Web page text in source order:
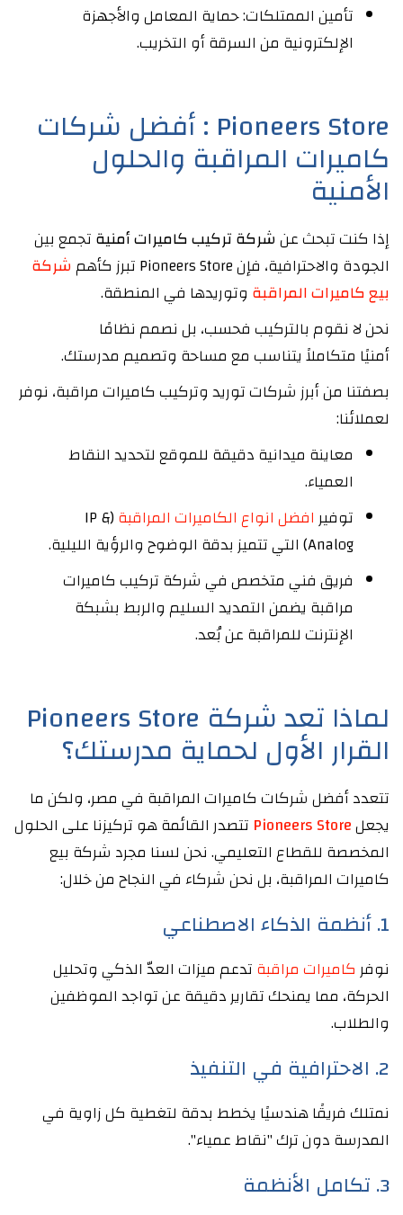
تأمين الممتلكات: حماية المعامل والأجهزة
الإلكترونية من السرقة أو التخريب.
Pioneers Store : أفضل شركات
كاميرات المراقبة والحلول
الأمنية
إذا كنت تبحث عنشركة تركيب كاميرات أمنيةتجمع بين
الجودة والاحترافية، فإن Pioneers Store تبرز كأهم
شركة
بيع كاميرات المراقبة وتوريدها في المنطقة.
نحن لا نقوم بالتركيب فحسب، بل نصمم نظامًا
أمنيًا متكاملاً يتناسب مع مساحة وتصميم مدرستك.
بصفتنا من أبرز شركات توريد وتركيب كاميرات مراقبة، نوفر
لعملائنا:
معاينة ميدانية دقيقة للموقع لتحديد النقاط
العمياء.
توفير افضل انواع الكاميرات المراقبة (IP &
Analog) التي تتميز بدقة الوضوح والرؤية الليلية.
فريق فني متخصص في شركة تركيب كاميرات
مراقبة يضمن التمديد السليم والربط بشبكة
الإنترنت للمراقبة عن بُعد.
لماذا تعد شركة Pioneers Store
القرار الأول لحماية مدرستك؟
تتعدد أفضل شركات كاميرات المراقبة في مصر، ولكن ما
يجعلPioneers Store تتصدر القائمة هو تركيزنا على الحلول
المخصصة للقطاع التعليمي. نحن لسنا مجرد شركة بيع
كاميرات المراقبة، بل نحن شركاء في النجاح من خلال:
1. أنظمة الذكاء الاصطناعي
نوفر كاميرات مراقبةتدعم ميزات العدّ الذكي وتحليل
الحركة، مما يمنحك تقارير دقيقة عن تواجد الموظفين
والطلاب.
2. الاحترافية في التنفيذ
نمتلك فريقًا هندسيًا يخطط بدقة لتغطية كل زاوية في
المدرسة دون ترك "نقاط عمياء".
3. تكامل الأنظمة